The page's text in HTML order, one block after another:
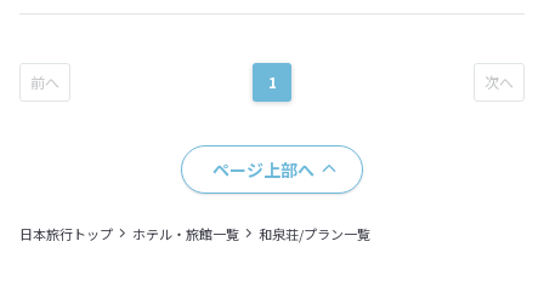
1
ページ上部へ
日本旅行トップ ホテル・旅館一覧 和泉荘/プラン一覧